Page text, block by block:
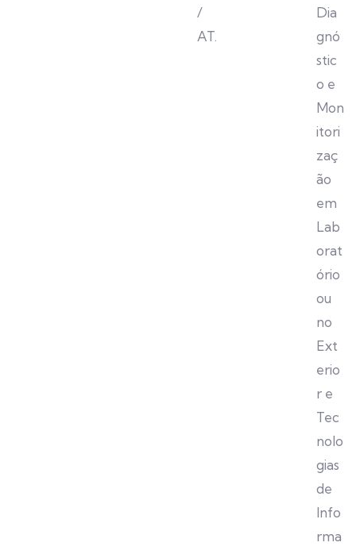
/
AT.
Dia
gnó
stic
o e
Mon
itori
zaç
ão
em
Lab
orat
ório
ou
no
Ext
erio
r e
Tec
nolo
gias
de
Info
rma